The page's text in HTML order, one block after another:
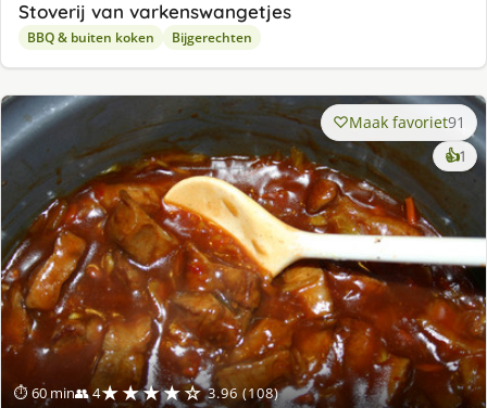
Stoverij van varkenswangetjes
BBQ & buiten koken Bijgerechten
⏱ 60 min👥 4★★★★☆ 3.96 (108)
Maak favoriet91
👍1